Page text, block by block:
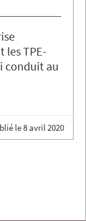
les TPE-
conduit au
le8 avril 2020